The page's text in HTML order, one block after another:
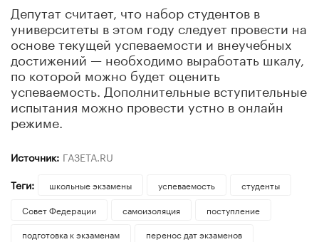
Депутат считает, что набор студентов в
университеты в этом году следует провести на
основе текущей успеваемости и внеучебных
достижений — необходимо выработать шкалу,
по которой можно будет оценить
успеваемость. Дополнительные вступительные
испытания можно провести устно в онлайн
режиме.
Источник: ГАЗЕТА.RU
Теги:
школьные экзамены успеваемость
студенты
Совет Федерации
самоизоляция
поступление
подготовка к экзаменам
перенос дат экзаменов